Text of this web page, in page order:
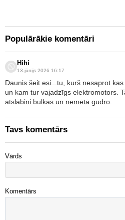
Populārākie komentāri
Hihi
13.jūnijs 2026 16:17
Daunis šeit esi...tu, kurš nesaprot
un kam tur vajadzīgs elektromotors.
atslābini bulkas un nemētā gudro.
Tavs komentārs
Vārds
Komentārs